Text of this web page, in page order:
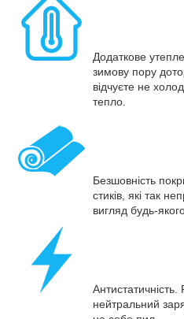
Додаткове
зимову пору
відчуєте не
тепло.
Безшовність
стиків, які так
вигляд будь-
нейтральний